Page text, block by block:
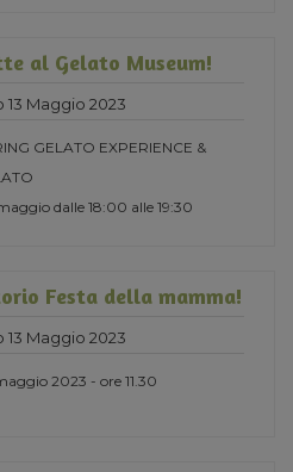
al Gelato Museum!
13 Maggio 2023
GELATO EXPERIENCE &
dalle 18:00 alle 19:30
Festa della mamma!
13 Maggio 2023
2023 - ore 11.30